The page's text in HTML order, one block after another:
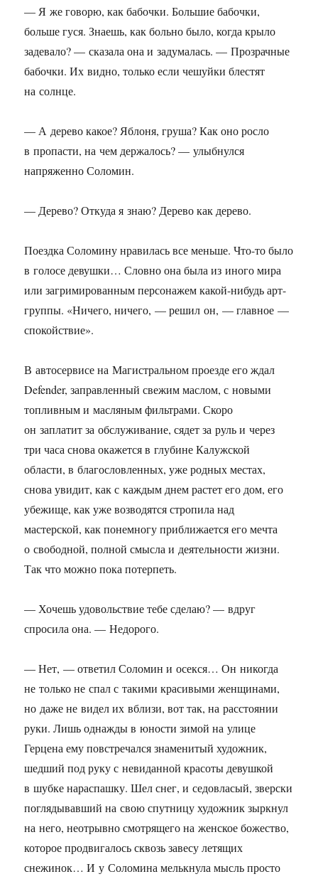
— Я же говорю, как бабочки. Большие бабочки,
больше гуся. Знаешь, как больно было, когда крыло
задевало? — сказала она и задумалась. — Прозрачные
бабочки. Их видно, только если чешуйки блестят
на солнце.
— А дерево какое? Яблоня, груша? Как оно росло
в пропасти, на чем держалось? — улыбнулся
напряженно Соломин.
— Дерево? Откуда я знаю? Дерево как дерево.
Поездка Соломину нравилась все меньше. Что-то было
в голосе девушки… Словно она была из иного мира
или загримированным персонажем какой-нибудь арт-
группы. «Ничего, ничего, — решил он, — главное —
спокойствие».
В автосервисе на Магистральном проезде его ждал
Defender, заправленный свежим маслом, с новыми
топливным и масляным фильтрами. Скоро
он заплатит за обслуживание, сядет за руль и через
три часа снова окажется в глубине Калужской
области, в благословленных, уже родных местах,
снова увидит, как с каждым днем растет его дом, его
убежище, как уже возводятся стропила над
мастерской, как понемногу приближается его мечта
о свободной, полной смысла и деятельности жизни.
Так что можно пока потерпеть.
— Хочешь удовольствие тебе сделаю? — вдруг
спросила она. — Недорого.
— Нет, — ответил Соломин и осекся… Он никогда
не только не спал с такими красивыми женщинами,
но даже не видел их вблизи, вот так, на расстоянии
руки. Лишь однажды в юности зимой на улице
Герцена ему повстречался знаменитый художник,
шедший под руку с невиданной красоты девушкой
в шубке нараспашку. Шел снег, и седовласый, зверски
поглядывавший на свою спутницу художник зыркнул
на него, неотрывно смотрящего на женское божество,
которое продвигалось сквозь завесу летящих
снежинок… И у Соломина мелькнула мысль просто